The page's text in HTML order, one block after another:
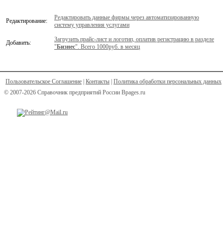
Редактирование:
Редактировать данные фирмы через автоматизированную
систему управления услугами
Добавить:
Загрузить прайс-лист и логотип, оплатив регистрацию в разделе
"Бизнес". Всего 1000руб. в месяц
Пользовательское Соглашение Контакты Политика обработки персональных данных
© 2007-2026 Справочник предприятий России Bpages.ru